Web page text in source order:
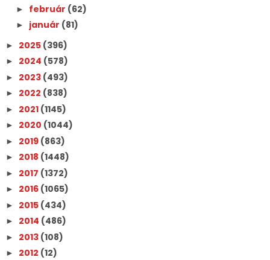
► február (62)
► január (81)
► 2025 (396)
► 2024 (578)
► 2023 (493)
► 2022 (838)
► 2021 (1145)
► 2020 (1044)
► 2019 (863)
► 2018 (1448)
► 2017 (1372)
► 2016 (1065)
► 2015 (434)
► 2014 (486)
► 2013 (108)
► 2012 (12)